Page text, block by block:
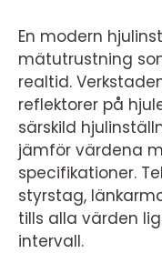
En modern
mätutrustning
realtid.
reflektorer på
särskild
jämför värdena
specifikationer.
styrstag,
tills alla värden
intervall.